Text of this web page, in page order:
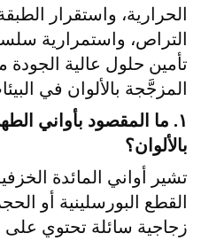
الحرارية، واستقرار
التراص، واستمرارية
تأمين حلول عالية الجودة
المزجَّجة بالألوان في
١. ما المقصود بأواني
بالألوان؟
تشير أواني المائدة
القطع البورسلينية أو
زجاجية سائلة تحتوي على